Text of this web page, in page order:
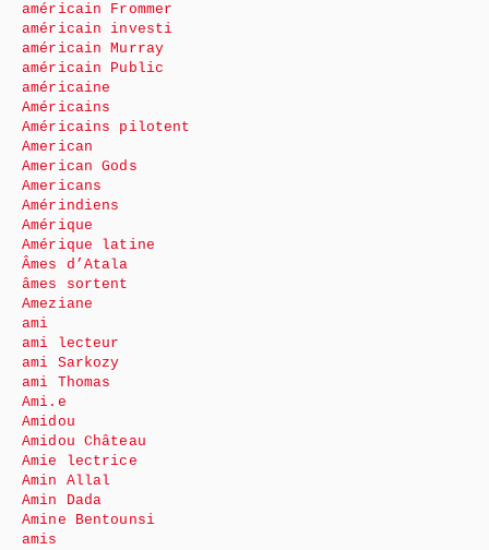
américain Frommer
américain investi
américain Murray
américain Public
américaine
Américains
Américains pilotent
American
American Gods
Americans
Amérindiens
Amérique
Amérique latine
Âmes d’Atala
âmes sortent
Ameziane
ami
ami lecteur
ami Sarkozy
ami Thomas
Ami.e
Amidou
Amidou Château
Amie lectrice
Amin Allal
Amin Dada
Amine Bentounsi
amis